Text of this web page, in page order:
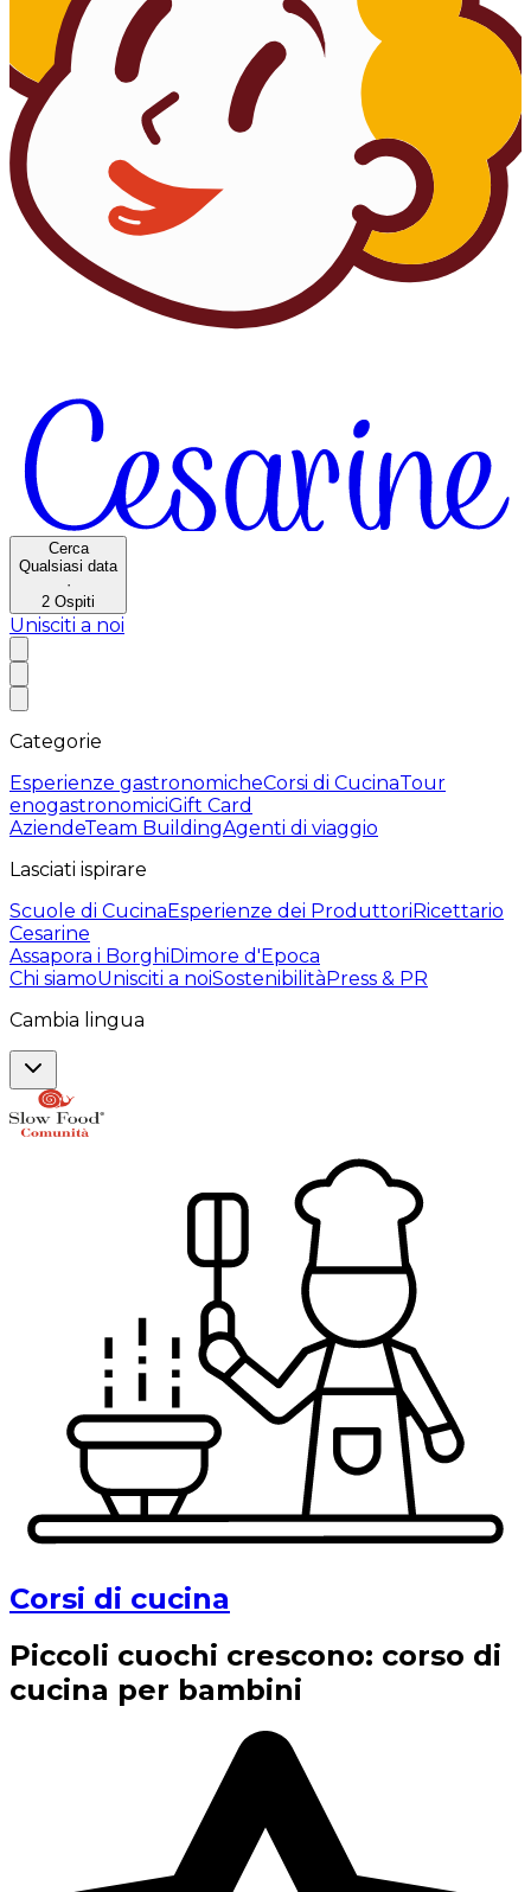
Cerca
Qualsiasi data
·
2 Ospiti
Unisciti a noi
Categorie
Esperienze gastronomicheCorsi di CucinaTour
enogastronomiciGift Card
AziendeTeam BuildingAgenti di viaggio
Lasciati ispirare
Scuole di CucinaEsperienze dei ProduttoriRicettario
Cesarine
Assapora i BorghiDimore d'Epoca
Chi siamoUnisciti a noiSostenibilitàPress & PR
Cambia lingua
Corsi di cucina
Piccoli cuochi crescono: corso di
cucina per bambini